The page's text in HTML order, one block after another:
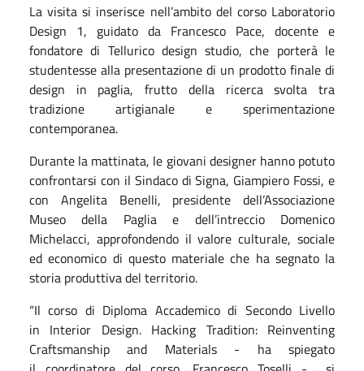
La visita si inserisce nell’ambito del corso Laboratorio
Design 1, guidato da Francesco Pace, docente e
fondatore di Tellurico design studio, che porterà le
studentesse alla presentazione di un prodotto finale di
design in paglia, frutto della ricerca svolta tra
tradizione artigianale e sperimentazione
contemporanea.
Durante la mattinata, le giovani designer hanno potuto
confrontarsi con il Sindaco di Signa, Giampiero Fossi, e
con Angelita Benelli, presidente dell’Associazione
Museo della Paglia e dell’intreccio Domenico
Michelacci, approfondendo il valore culturale, sociale
ed economico di questo materiale che ha segnato la
storia produttiva del territorio.
“Il corso di Diploma Accademico di Secondo Livello
in Interior Design. Hacking Tradition: Reinventing
Craftsmanship and Materials - ha spiegato